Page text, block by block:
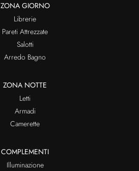
ZONA GIORNO
Librerie
Pareti Attrezzate
Salotti
Arredo Bagno
ZONA NOTTE
Letti
Armadi
Camerette
COMPLEMENTI
Illuminazione